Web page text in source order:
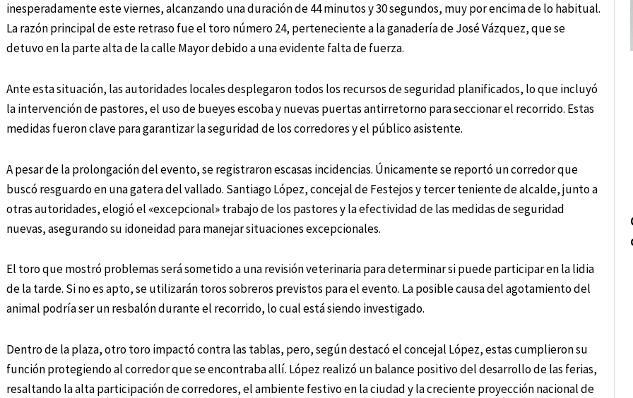
inesperadamente este viernes, alcanzando una duración de 44 minutos y 30 segundos, muy por encima de lo habitual.
La razón principal de este retraso fue el toro número 24, perteneciente a la ganadería de José Vázquez, que se
detuvo en la parte alta de la calle Mayor debido a una evidente falta de fuerza.
Ante esta situación, las autoridades locales desplegaron todos los recursos de seguridad planificados, lo que incluyó
la intervención de pastores, el uso de bueyes escoba y nuevas puertas antirretorno para seccionar el recorrido. Estas
medidas fueron clave para garantizar la seguridad de los corredores y el público asistente.
A pesar de la prolongación del evento, se registraron escasas incidencias. Únicamente se reportó un corredor que
buscó resguardo en una gatera del vallado. Santiago López, concejal de Festejos y tercer teniente de alcalde, junto a
otras autoridades, elogió el «excepcional» trabajo de los pastores y la efectividad de las medidas de seguridad
nuevas, asegurando su idoneidad para manejar situaciones excepcionales.
El toro que mostró problemas será sometido a una revisión veterinaria para determinar si puede participar en la lidia
de la tarde. Si no es apto, se utilizarán toros sobreros previstos para el evento. La posible causa del agotamiento del
animal podría ser un resbalón durante el recorrido, lo cual está siendo investigado.
Dentro de la plaza, otro toro impactó contra las tablas, pero, según destacó el concejal López, estas cumplieron su
función protegiendo al corredor que se encontraba allí. López realizó un balance positivo del desarrollo de las ferias,
resaltando la alta participación de corredores, el ambiente festivo en la ciudad y la creciente proyección nacional de